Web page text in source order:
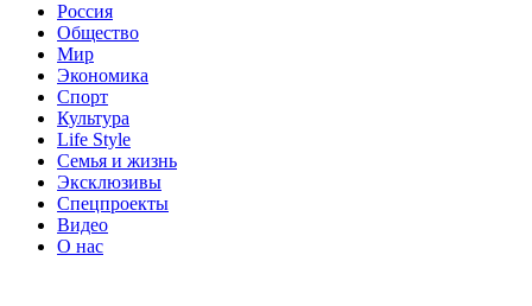
Россия
Общество
Мир
Экономика
Спорт
Культура
Life Style
Семья и жизнь
Эксклюзивы
Спецпроекты
Видео
О нас